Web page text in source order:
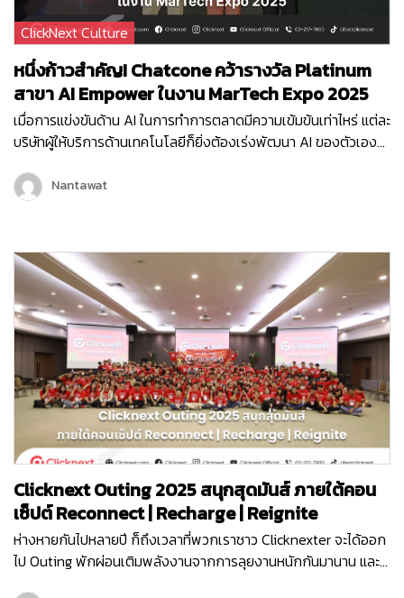
ClickNext Culture
หนึ่งก้าวสำคัญ! Chatcone คว้ารางวัล Platinum
สาขา AI Empower ในงาน MarTech Expo 2025
เมื่อการแข่งขันด้าน AI ในการทำการตลาดมีความเข้มข้นเท่าไหร่ แต่ละ
บริษัทผู้ให้บริการด้านเทคโนโลยีก็ยิ่งต้องเร่งพัฒนา AI ของตัวเอง
เป็นอีกหนึ่งก้าวสำคัญของบริษัท คลิกเน็กซ์ เทคโนโลยี จำกัด เพราะ
Chatcone ของเรา คว้ารางวัล AI Empower ระดับ Platinum ใน
Nantawat
Clicknext Outing 2025 สนุกสุดมันส์ ภายใต้คอน
เซ็ปต์ Reconnect | Recharge | Reignite
ห่างหายกันไปหลายปี ก็ถึงเวลาที่พวกเราชาว Clicknexter จะได้ออก
ไป Outing พักผ่อนเติมพลังงานจากการลุยงานหนักกันมานาน และ